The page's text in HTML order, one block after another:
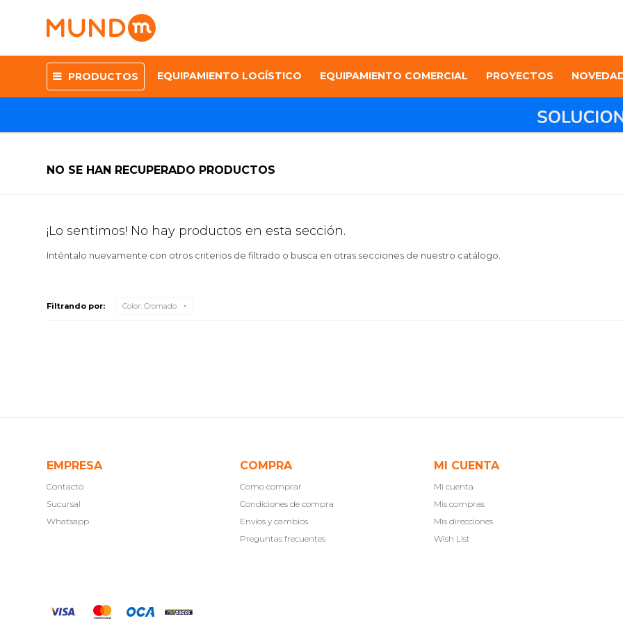
PRODUCTOS EQUIPAMIENTO LOGÍSTICO EQUIPAMIENTO COMERCIAL PROYECTOS
NO SE HAN RECUPERADO PRODUCTOS
¡Lo sentimos! No hay productos en esta sección.
Inténtalo nuevamente con otros criterios de filtrado o busca en otras secciones de nuestro catálogo.
Filtrando por: Color: Cromado
EMPRESA
Contacto
Sucursal
Whatsapp
COMPRA
Como comprar
Condiciones de compra
Envíos y cambios
Preguntas frecuentes
MI CUENTA
Mi cuenta
Mis compras
Mis direcciones
Wish List